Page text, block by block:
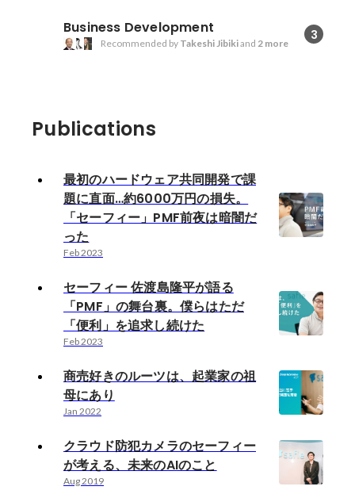
Business Development 3
Recommended by Takeshi Jibikiand 2 more
Publications
最初のハードウェア共同開発で課
題に直面…約6000万円の損失。
「セーフィー」PMF前夜は暗闇だ
った
Feb 2023
セーフィー 佐渡島隆平が語る
「PMF」の舞台裏。僕らはただ
「便利」を追求し続けた
Feb 2023
商売好きのルーツは、起業家の祖
母にあり
Jan 2022
クラウド防犯カメラのセーフィー
が考える、未来のAIのこと
Aug 2019